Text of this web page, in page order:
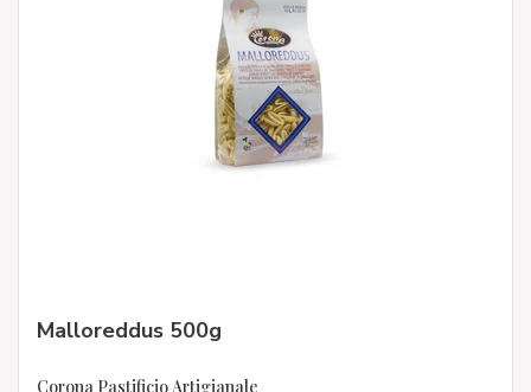
Malloreddus 500g
Corona Pastificio Artigianale